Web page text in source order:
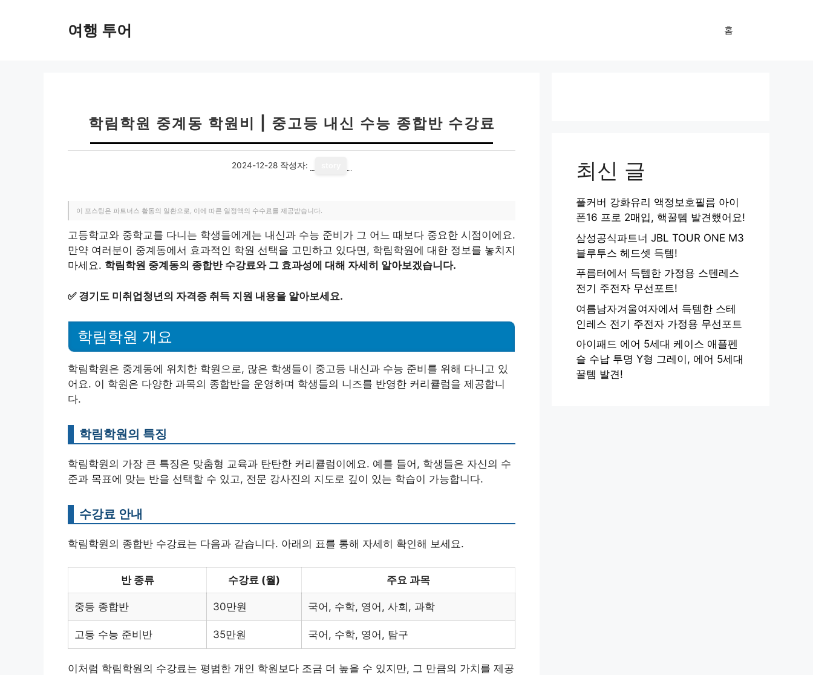
여행 투어 홈
학림학원 중계동 학원비 | 중고등 내신 수능 종합반 수강료
2024-12-28 작성자:
이 포스팅은 파트너스 활동의 일환으로, 이에 따른 일정액의 수수료를 제공받습니다.
고등학교와 중학교를 다니는 학생들에게는 내신과 수능 준비가 그 어느 때보다 중요한 시점이에요.
만약 여러분이 중계동에서 효과적인 학원 선택을 고민하고 있다면, 학림학원에 대한 정보를 놓치지
마세요. 학림학원 중계동의 종합반 수강료와 그 효과성에 대해 자세히 알아보겠습니다.
✅ 경기도 미취업청년의 자격증 취득 지원 내용을 알아보세요.
학림학원 개요
학림학원은 중계동에 위치한 학원으로, 많은 학생들이 중고등 내신과 수능 준비를 위해 다니고 있
어요. 이 학원은 다양한 과목의 종합반을 운영하며 학생들의 니즈를 반영한 커리큘럼을 제공합니
다.
학림학원의 특징
학림학원의 가장 큰 특징은 맞춤형 교육과 탄탄한 커리큘럼이에요. 예를 들어, 학생들은 자신의 수
준과 목표에 맞는 반을 선택할 수 있고, 전문 강사진의 지도로 깊이 있는 학습이 가능합니다.
수강료 안내
학림학원의 종합반 수강료는 다음과 같습니다. 아래의 표를 통해 자세히 확인해 보세요.
반 종류 수강료 (월) 주요 과목
중등 종합반 30만원 국어, 수학, 영어, 사회, 과학
고등 수능 준비반 35만원 국어, 수학, 영어, 탐구
이처럼 학림학원의 수강료는 평범한 개인 학원보다 조금 더 높을 수 있지만, 그 만큼의 가치를 제공
최신 글
풀커버 강화유리 액정보호필름 아이
폰16 프로 2매입, 핵꿀템 발견했어요!
삼성공식파트너 JBL TOUR ONE M3
블루투스 헤드셋 득템!
푸름터에서 득템한 가정용 스텐레스
전기 주전자 무선포트!
여름남자겨울여자에서 득템한 스테
인레스 전기 주전자 가정용 무선포트
아이패드 에어 5세대 케이스 애플펜
슬 수납 투명 Y형 그레이, 에어 5세대
꿀템 발견!